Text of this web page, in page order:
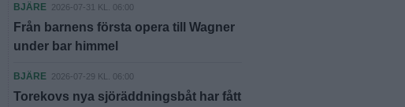
BJÄRE 2026-07-31 KL. 06:00
Från barnens första opera till Wagner
under bar himmel
BJÄRE 2026-07-29 KL. 06:00
Torekovs nya sjöräddningsbåt har fått